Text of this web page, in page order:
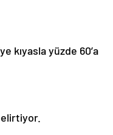
kıyasla yüzde 60’a